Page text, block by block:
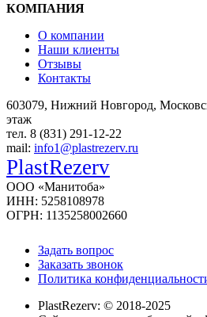
КОМПАНИЯ
О компании
Наши клиенты
Отзывы
Контакты
603079, Нижний Новгород,
этаж
тел. 8 (831) 291-12-22
mail: info1@plastrezerv.ru
PlastRezerv
ООО «Манитоба»
ИНН: 5258108978
ОГРН: 1135258002660
Задать вопрос
Заказать звонок
Политика
PlastRezerv: © 2018-2025